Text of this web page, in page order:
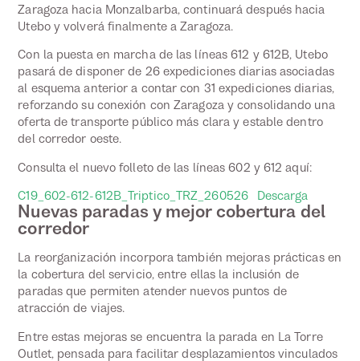
Zaragoza hacia Monzalbarba, continuará después hacia
Utebo y volverá finalmente a Zaragoza.
Con la puesta en marcha de las líneas 612 y 612B, Utebo
pasará de disponer de 26 expediciones diarias asociadas
al esquema anterior a contar con 31 expediciones diarias,
reforzando su conexión con Zaragoza y consolidando una
oferta de transporte público más clara y estable dentro
del corredor oeste.
Consulta el nuevo folleto de las líneas 602 y 612 aquí:
C19_602-612-612B_Triptico_TRZ_260526 Descarga
Nuevas paradas y mejor cobertura del
corredor
La reorganización incorpora también mejoras prácticas en
la cobertura del servicio, entre ellas la inclusión de
paradas que permiten atender nuevos puntos de
atracción de viajes.
Entre estas mejoras se encuentra la parada en La Torre
Outlet, pensada para facilitar desplazamientos vinculados